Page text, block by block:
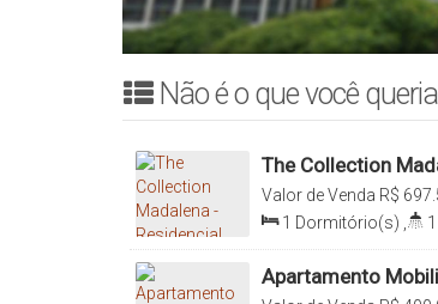
Não é o que você
The Collection
R$
Valor de Venda
080, Vila Madalena,
1 Dormitório(s) 1
Apartamento